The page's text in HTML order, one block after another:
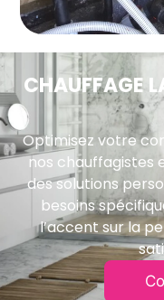
CHAUFFAGE
Optimisez votre
nos chauffagistes
des solutions
besoins
l’accent sur la